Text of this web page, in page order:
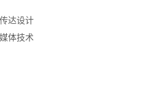
达设计
体技术